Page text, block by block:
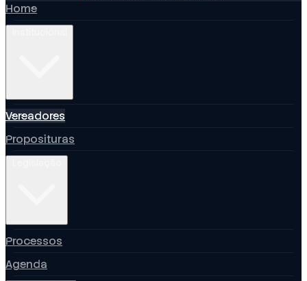
Home
Vereadores
Proposituras
Processos
Agenda